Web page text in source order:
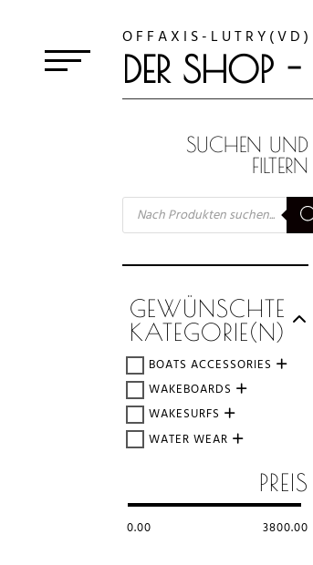
O F F A X I S - L U T R Y ( V D )
DER SHOP -
SUCHEN UND
FILTERN
SUCHE
NACH
GEWÜNSCHTE
KATEGORIE(N)
BOATS ACCESSORIES
WAKEBOARDS
WAKESURFS
WATER WEAR
PREIS
0.00 3800.00